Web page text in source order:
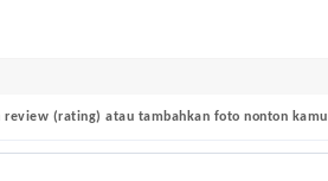
review (rating) atau tambahkan foto nonton kamu